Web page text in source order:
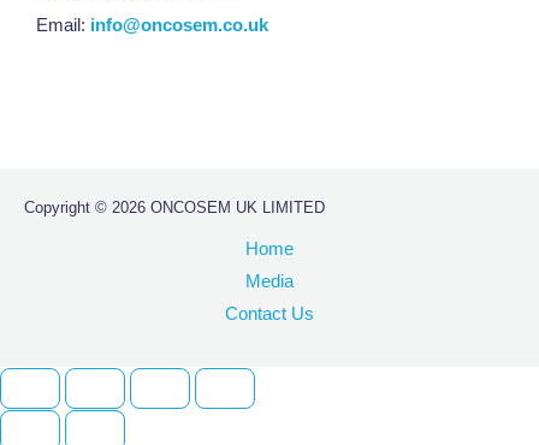
Email: info@oncosem.co.uk
Copyright © 2026 ONCOSEM UK LIMITED
Home
Media
Contact Us